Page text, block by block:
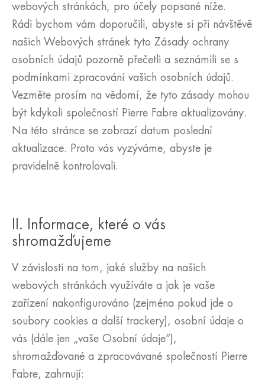
webových stránkách, pro účely popsané níže.
Rádi bychom vám doporučili, abyste si při návštěvě
našich Webových stránek tyto Zásady ochrany
osobních údajů pozorně přečetli a seznámili se s
podmínkami zpracování vašich osobních údajů.
Vezměte prosím na vědomí, že tyto zásady mohou
být kdykoli společností Pierre Fabre aktualizovány.
Na této stránce se zobrazí datum poslední
aktualizace. Proto vás vyzýváme, abyste je
pravidelně kontrolovali.
II. Informace, které o vás
shromažďujeme
V závislosti na tom, jaké služby na našich
webových stránkách využíváte a jak je vaše
zařízení nakonfigurováno (zejména pokud jde o
soubory cookies a další trackery), osobní údaje o
vás (dále jen „vaše Osobní údaje“),
shromažďované a zpracovávané společností Pierre
Fabre, zahrnují: